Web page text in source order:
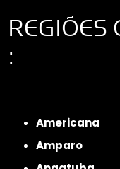
REGIÕES
:
Americana
Amparo